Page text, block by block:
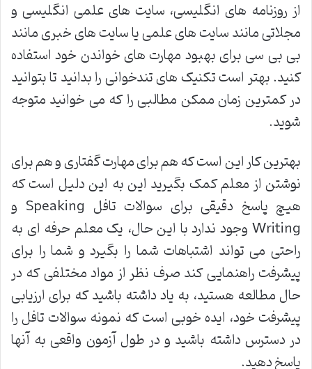
از روزنامه های انگلیسی، سایت های علمی انگلیسی و
مجلاتی مانند سایت های علمی یا سایت های خبری مانند
بی بی سی برای بهبود مهارت های خواندن خود استفاده
کنید. بهتر است تکنیک های تندخوانی را بدانید تا بتوانید
در کمترین زمان ممکن مطالبی را که می خوانید متوجه
شوید.
بهترین کار این است که هم برای مهارت گفتاری و هم برای
نوشتن از معلم کمک بگیرید این به این دلیل است که
هیچ پاسخ دقیقی برای سوالات تافل Speaking و
Writing وجود ندارد با این حال، یک معلم حرفه ای به
راحتی می تواند اشتباهات شما را بگیرد و شما را برای
پیشرفت راهنمایی کند صرف نظر از مواد مختلفی که در
حال مطالعه هستید، به یاد داشته باشید که برای ارزیابی
پیشرفت خود، ایده خوبی است که نمونه سوالات تافل را
در دسترس داشته باشید و در طول آزمون واقعی به آنها
پاسخ دهید.